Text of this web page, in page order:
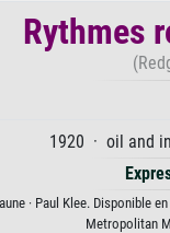
Rythmes
1920 · oil and
· Paul Klee. Disponible
Metropolitan